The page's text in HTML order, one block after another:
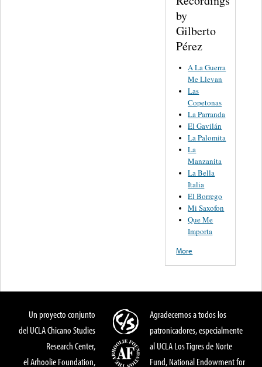
by
Gilberto
Pérez
A La Guerra
Me Llevan
Las
Copetonas
La Parranda
El Gavilán
La Palomita
La
Manzanita
La Bella
Italia
El Borrego
Mi Saxofon
Que Me
Importa
More
Un proyecto conjunto
del UCLA Chicano Studies
Research Center,
el Arhoolie Foundation,
Agradecemos a todos los
patronicadores, especialmente
al UCLA Los Tigres de Norte
Fund, National Endowment for